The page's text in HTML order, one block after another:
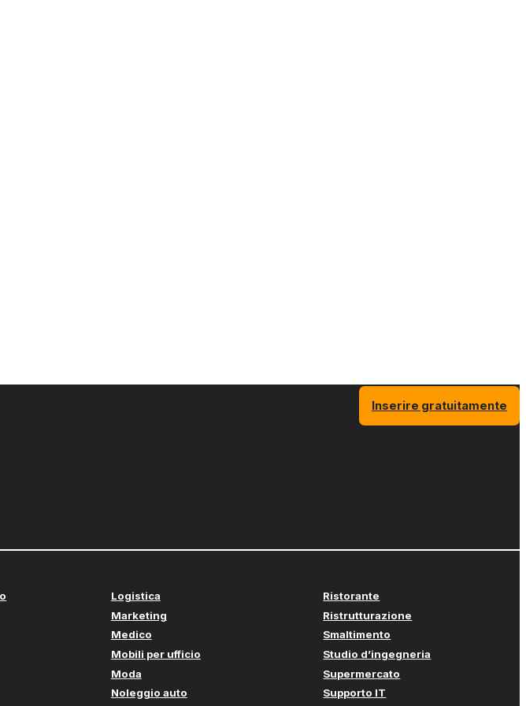
Inserire gratuitamente
Logistica
Marketing
Medico
Mobili per ufficio
Moda
Noleggio auto
Ristorante
Ristrutturazione
Smaltimento
Studio d’ingegneria
Supermercato
Supporto IT